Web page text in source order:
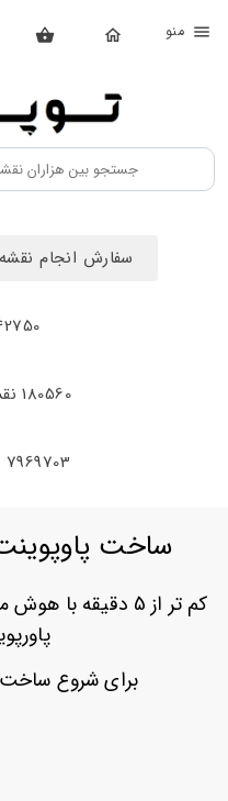
بستن
محصولات
تهیه
اشتراک
حساب
ثبت
بازیابی
سفارش انجام نقشه کشی
142750
180560 نقشه و دتایل
7969703 دانلود فایل
ساخت
کم تر از 5 دقیقه با هوش مصنوعی
برای شروع ساخت